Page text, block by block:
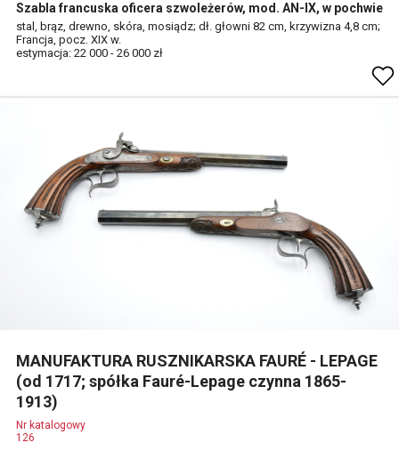
Szabla francuska oficera szwoleżerów, mod. AN-IX, w pochwie
stal, brąz, drewno, skóra, mosiądz; dł. głowni 82 cm, krzywizna 4,8 cm;
Francja, pocz. XIX w.
estymacja: 22 000 - 26 000 zł
MANUFAKTURA RUSZNIKARSKA FAURÉ - LEPAGE
(od 1717; spółka Fauré-Lepage czynna 1865-
1913)
Nr katalogowy
126